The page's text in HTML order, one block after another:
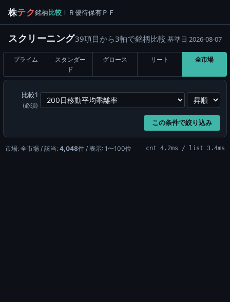
株テク銘柄比較 ＩＲ優待保有ＰＦ
スクリーニング39項目から3軸で銘柄比較 基準日 2026-08-07
プライム
スタンダー
ド
グロース リート 全市場
比較1
(必須)
この条件で絞り込み
市場: 全市場 / 該当: 4,048件 / 表示: 1〜100位 cnt 4.2ms / list 3.4ms